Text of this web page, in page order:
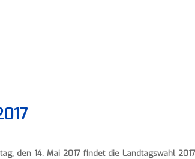
den 14. Mai 2017 findet die Landtagswahl